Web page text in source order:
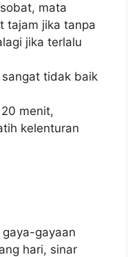
mata
tajam jika tanpa
jika terlalu
tidak baik
menit,
kelenturan
gayaan
hari, sinar